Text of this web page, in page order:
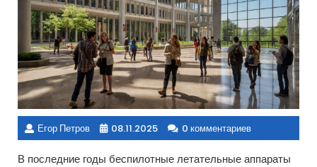
Егор Петров 08.11.2025 0 комментариев
В последние годы беспилотные летательные аппараты